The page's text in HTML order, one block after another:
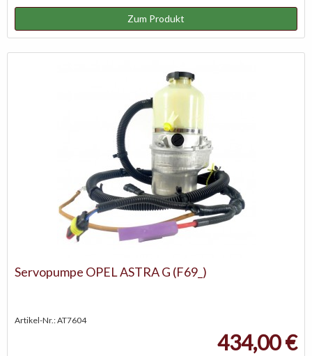
Zum Produkt
Servopumpe OPEL ASTRA G (F69_)
Artikel-Nr.: AT7604
434,00 €